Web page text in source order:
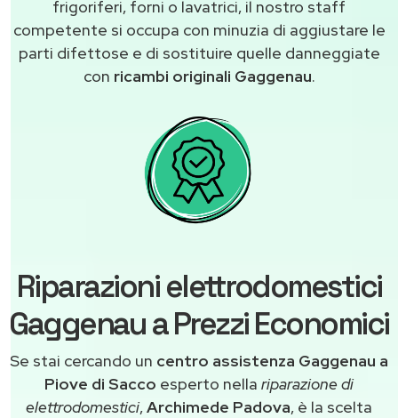
frigoriferi, forni o lavatrici, il nostro staff
competente si occupa con minuzia di aggiustare le
parti difettose e di sostituire quelle danneggiate
con ricambi originali Gaggenau.
Riparazioni elettrodomestici
Gaggenau a Prezzi Economici
Se stai cercando un centro assistenza Gaggenau a
Piove di Sacco esperto nella riparazione di
elettrodomestici,Archimede Padova, è la scelta